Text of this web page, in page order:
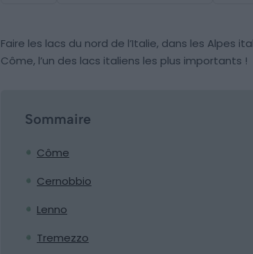
Faire les lacs du nord de l’Italie, dans les Alpes
Côme, l’un des lacs italiens les plus importants !
Sommaire
Côme
Cernobbio
Lenno
Tremezzo